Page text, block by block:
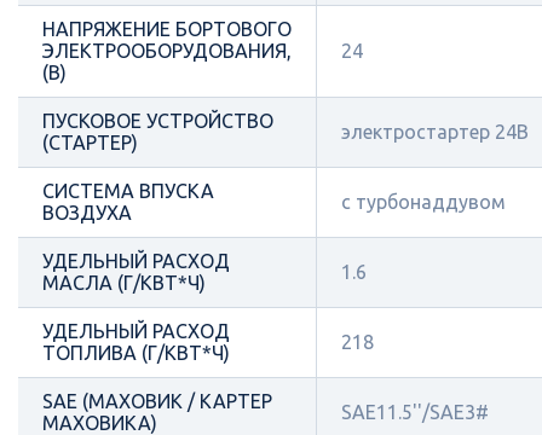
НАПРЯЖЕНИЕ БОРТОВОГО
ЭЛЕКТРООБОРУДОВАНИЯ,
(В)
24
ПУСКОВОЕ УСТРОЙСТВО
(СТАРТЕР)
электростартер 24В
СИСТЕМА ВПУСКА
ВОЗДУХА
с турбонаддувом
УДЕЛЬНЫЙ РАСХОД
МАСЛА (Г/КВТ*Ч)
1.6
УДЕЛЬНЫЙ РАСХОД
ТОПЛИВА (Г/КВТ*Ч)
218
SAE (МАХОВИК / КАРТЕР
МАХОВИКА)
SAE11.5''/SAE3#